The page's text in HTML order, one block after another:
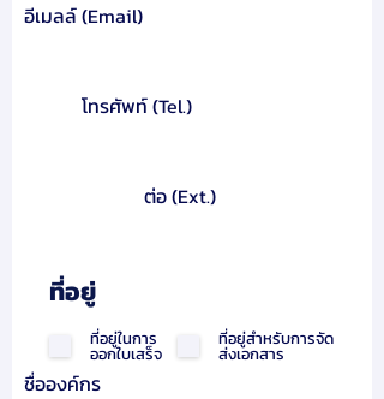
อีเมลล์ (Email)
โทรศัพท์ (Tel.)
ต่อ (Ext.)
ที่อยู่
ที่อยู่ในการ
ออกใบเสร็จ
ที่อยู่สำหรับการจัด
ส่งเอกสาร
ชื่อองค์กร